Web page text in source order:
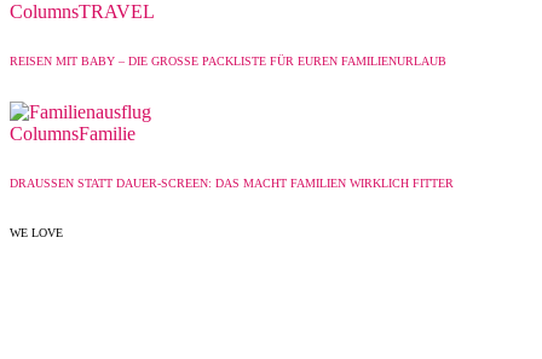
ColumnsTRAVEL
REISEN MIT BABY – DIE GROSSE PACKLISTE FÜR EUREN FAMILIENURLAUB
ColumnsFamilie
DRAUSSEN STATT DAUER-SCREEN: DAS MACHT FAMILIEN WIRKLICH FITTER
WE LOVE